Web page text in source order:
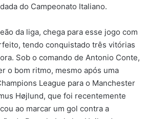
do Campeonato Italiano.
da liga, chega para esse jogo com
tendo conquistado três vitórias
Sob o comando de Antonio Conte,
o bom ritmo, mesmo após uma
League para o Manchester
Højlund, que foi recentemente
ao marcar um gol contra a